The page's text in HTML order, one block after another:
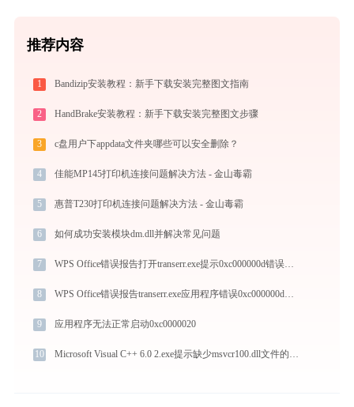
推荐内容
1 Bandizip安装教程：新手下载安装完整图文指南
2 HandBrake安装教程：新手下载安装完整图文步骤
3 c盘用户下appdata文件夹哪些可以安全删除？
4 佳能MP145打印机连接问题解决方法 - 金山毒霸
5 惠普T230打印机连接问题解决方法 - 金山毒霸
6 如何成功安装模块dm.dll并解决常见问题
7 WPS Office错误报告打开transerr.exe提示0xc000000d错误码怎么办
8 WPS Office错误报告transerr.exe应用程序错误0xc000000d解决方法
9 应用程序无法正常启动0xc0000020
10 Microsoft Visual C++ 6.0 2.exe提示缺少msvcr100.dll文件的解决办法